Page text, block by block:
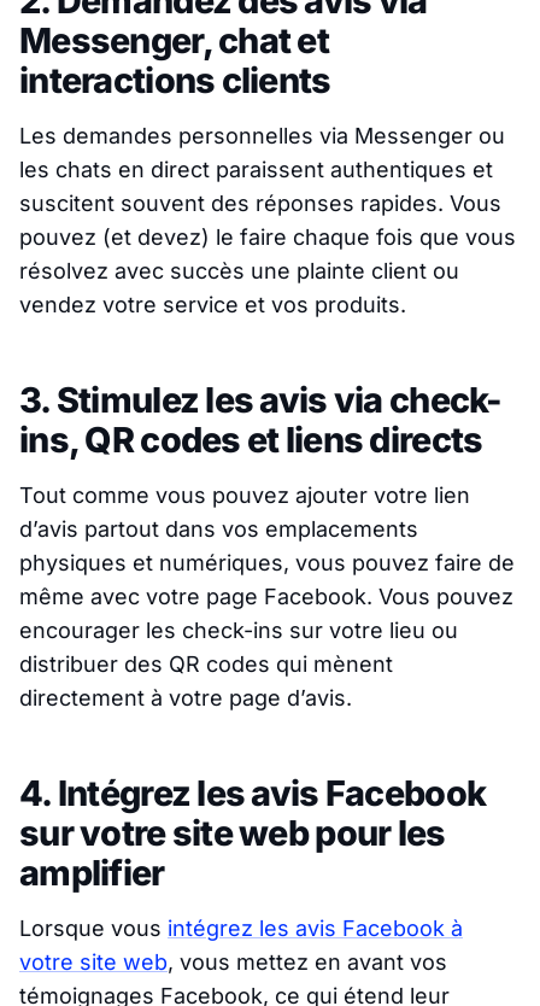
Messenger, chat et
interactions clients
Les demandes personnelles via Messenger ou
les chats en direct paraissent authentiques et
suscitent souvent des réponses rapides. Vous
pouvez (et devez) le faire chaque fois que vous
résolvez avec succès une plainte client ou
vendez votre service et vos produits.
3. Stimulez les avis via check-
ins, QR codes et liens directs
Tout comme vous pouvez ajouter votre lien
d’avis partout dans vos emplacements
physiques et numériques, vous pouvez faire de
même avec votre page Facebook. Vous pouvez
encourager les check-ins sur votre lieu ou
distribuer des QR codes qui mènent
directement à votre page d’avis.
4. Intégrez les avis Facebook
sur votre site web pour les
amplifier
Lorsque vous intégrez les avis Facebook à
votre site web, vous mettez en avant vos
témoignages Facebook, ce qui étend leur